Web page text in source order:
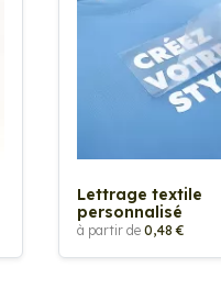
Lettrage textile
personnalisé
à partir de 0,48 €